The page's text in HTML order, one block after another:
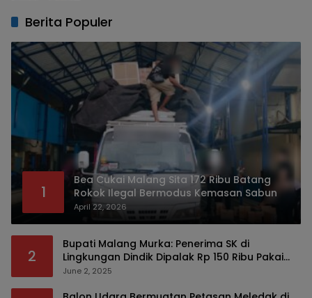
Berita Populer
1
Bea Cukai Malang Sita 172 Ribu Batang
Rokok Ilegal Bermodus Kemasan Sabun
April 22, 2026
2
Bupati Malang Murka: Penerima SK di
Lingkungan Dindik Dipalak Rp 150 Ribu Pakai
Modus Tumpengan, KPK Turut Pantau
June 2, 2025